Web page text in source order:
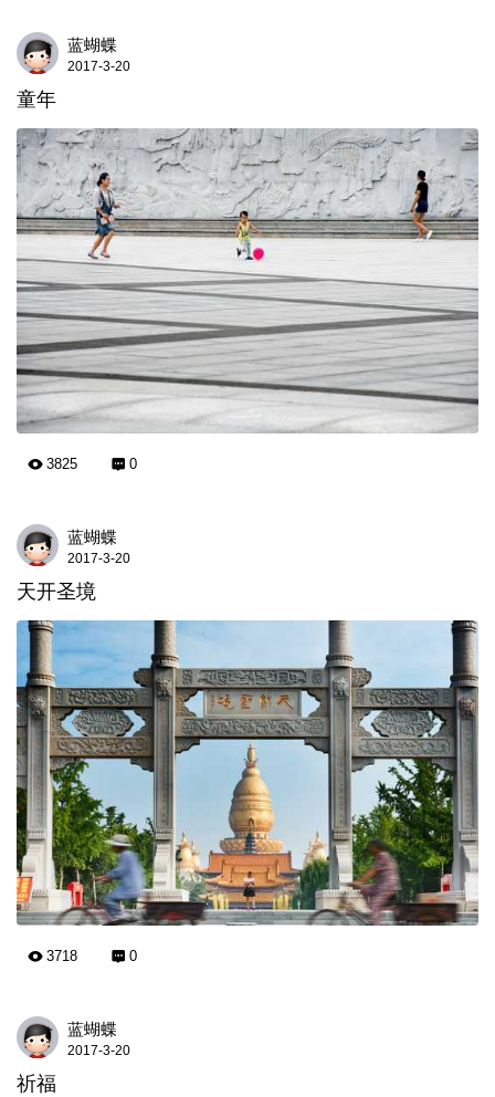
蓝蝴蝶
2017-3-20
童年
3825 0
蓝蝴蝶
2017-3-20
天开圣境
3718 0
蓝蝴蝶
2017-3-20
祈福